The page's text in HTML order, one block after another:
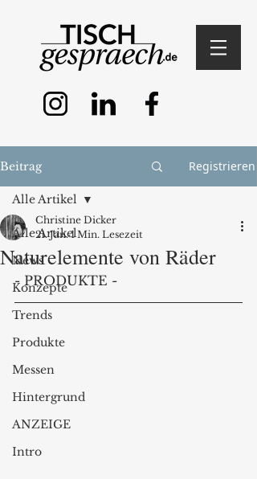
Beitrag Registrieren
Alle Artikel
News
Konzepte
Trends
Produkte
Messen
Hintergrund
ANZEIGE
Intro
Alle Artikel
Naturelemente von Räder
Christine Dicker
21. Jan. 1 Min. Lesezeit
- PRODUKTE -